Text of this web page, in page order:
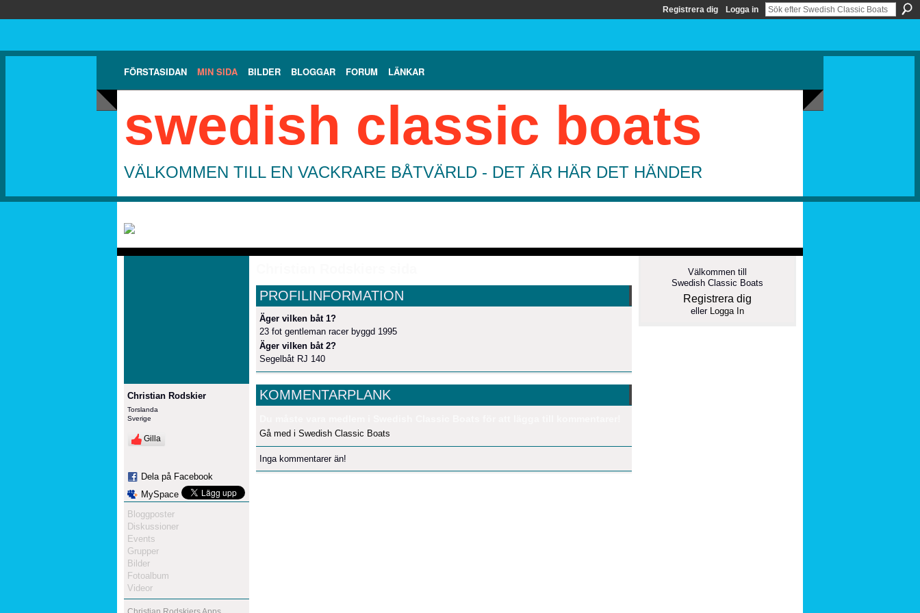
Registrera dig Logga in
FÖRSTASIDAN MIN SIDA BILDER BLOGGAR FORUM LÄNKAR
swedish classic boats
VÄLKOMMEN TILL EN VACKRARE BÅTVÄRLD - DET ÄR HÄR DET HÄNDER
Christian Rodskier
Torslanda
Sverige
Gilla
Dela på Facebook
MySpace
Bloggposter
Diskussioner
Events
Grupper
Bilder
Fotoalbum
Videor
PROFILINFORMATION
Äger vilken båt 1?
23 fot gentleman racer byggd 1995
Äger vilken båt 2?
Segelbåt RJ 140
KOMMENTARPLANK
Gå med i Swedish Classic Boats
Inga kommentarer än!
Välkommen till
Swedish Classic Boats
Registrera dig
eller Logga In